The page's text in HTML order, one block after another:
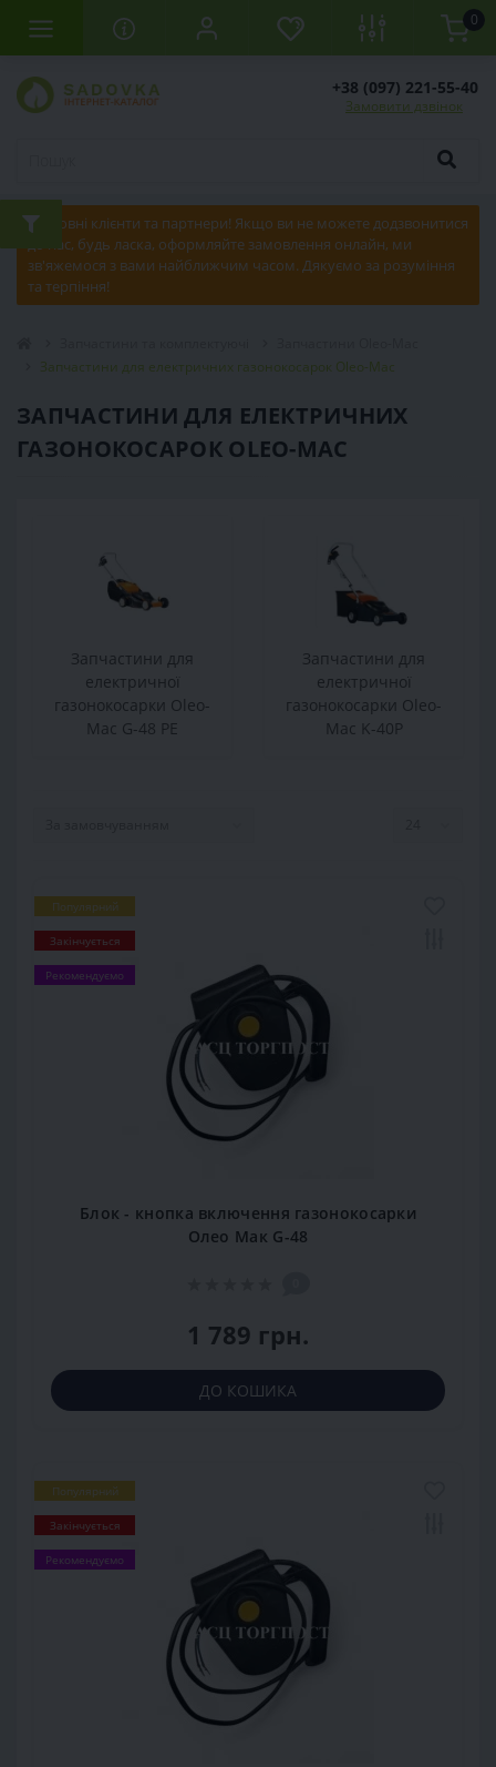
0
+38 (097) 221-55-40
Замовити дзвінок
Шановні клієнти та партнери! Якщо ви не можете додзвонитися
до нас, будь ласка, оформляйте замовлення онлайн, ми
зв'яжемося з вами найближчим часом. Дякуємо за розуміння
та терпіння!
Запчастини для електричних газонокосарок Oleo-Mac
ЗАПЧАСТИНИ ДЛЯ ЕЛЕКТРИЧНИХ
ГАЗОНОКОСАРОК OLEO-MAC
Запчастини для
електричної
газонокосарки Oleo-
Mac G-48 РЕ
Запчастини для
електричної
газонокосарки Oleo-
Mac K-40P
Популярний
Закінчується
Рекомендуємо
Блок - кнопка включення газонокосарки
Олео Мак G-48
1 789 грн.
ДО КОШИКА
Популярний
Закінчується
Рекомендуємо